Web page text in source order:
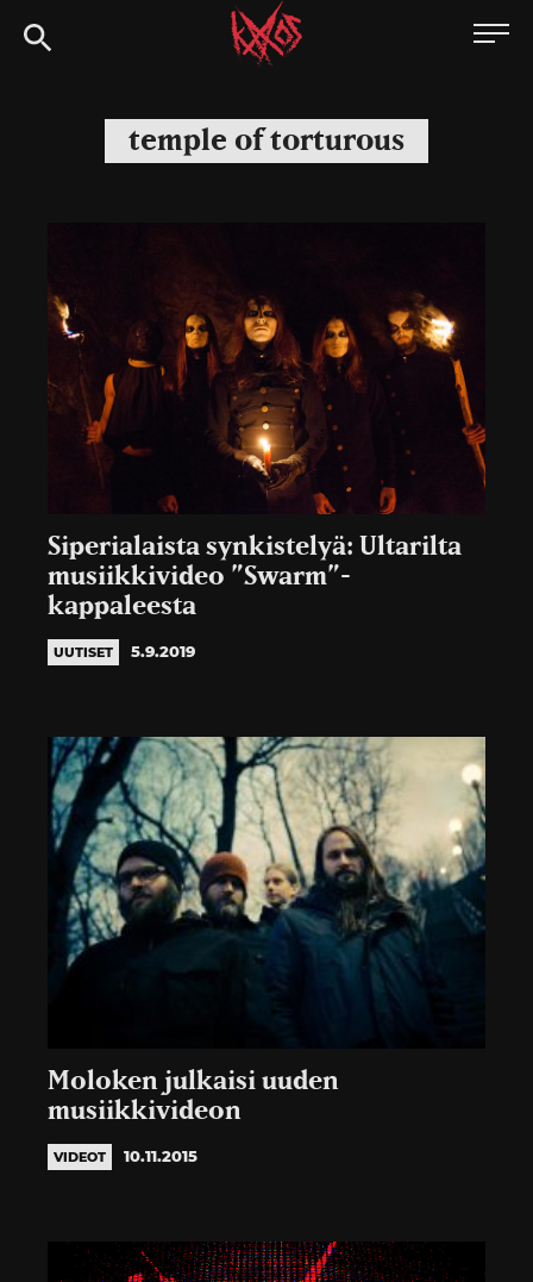
Siirry
suoraan
Kaaoszine
temple of torturous
Siperialaista synkistelyä: Ultarilta
musiikkivideo ”Swarm”-
kappaleesta
UUTISET 5.9.2019
Moloken julkaisi uuden
musiikkivideon
VIDEOT 10.11.2015